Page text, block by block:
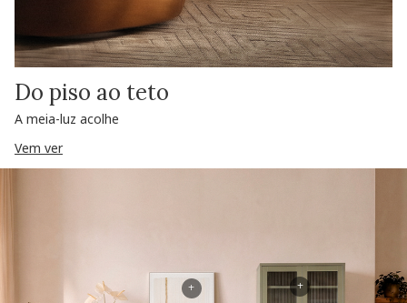
Do piso ao teto
A meia-luz acolhe
Vem ver
+
+